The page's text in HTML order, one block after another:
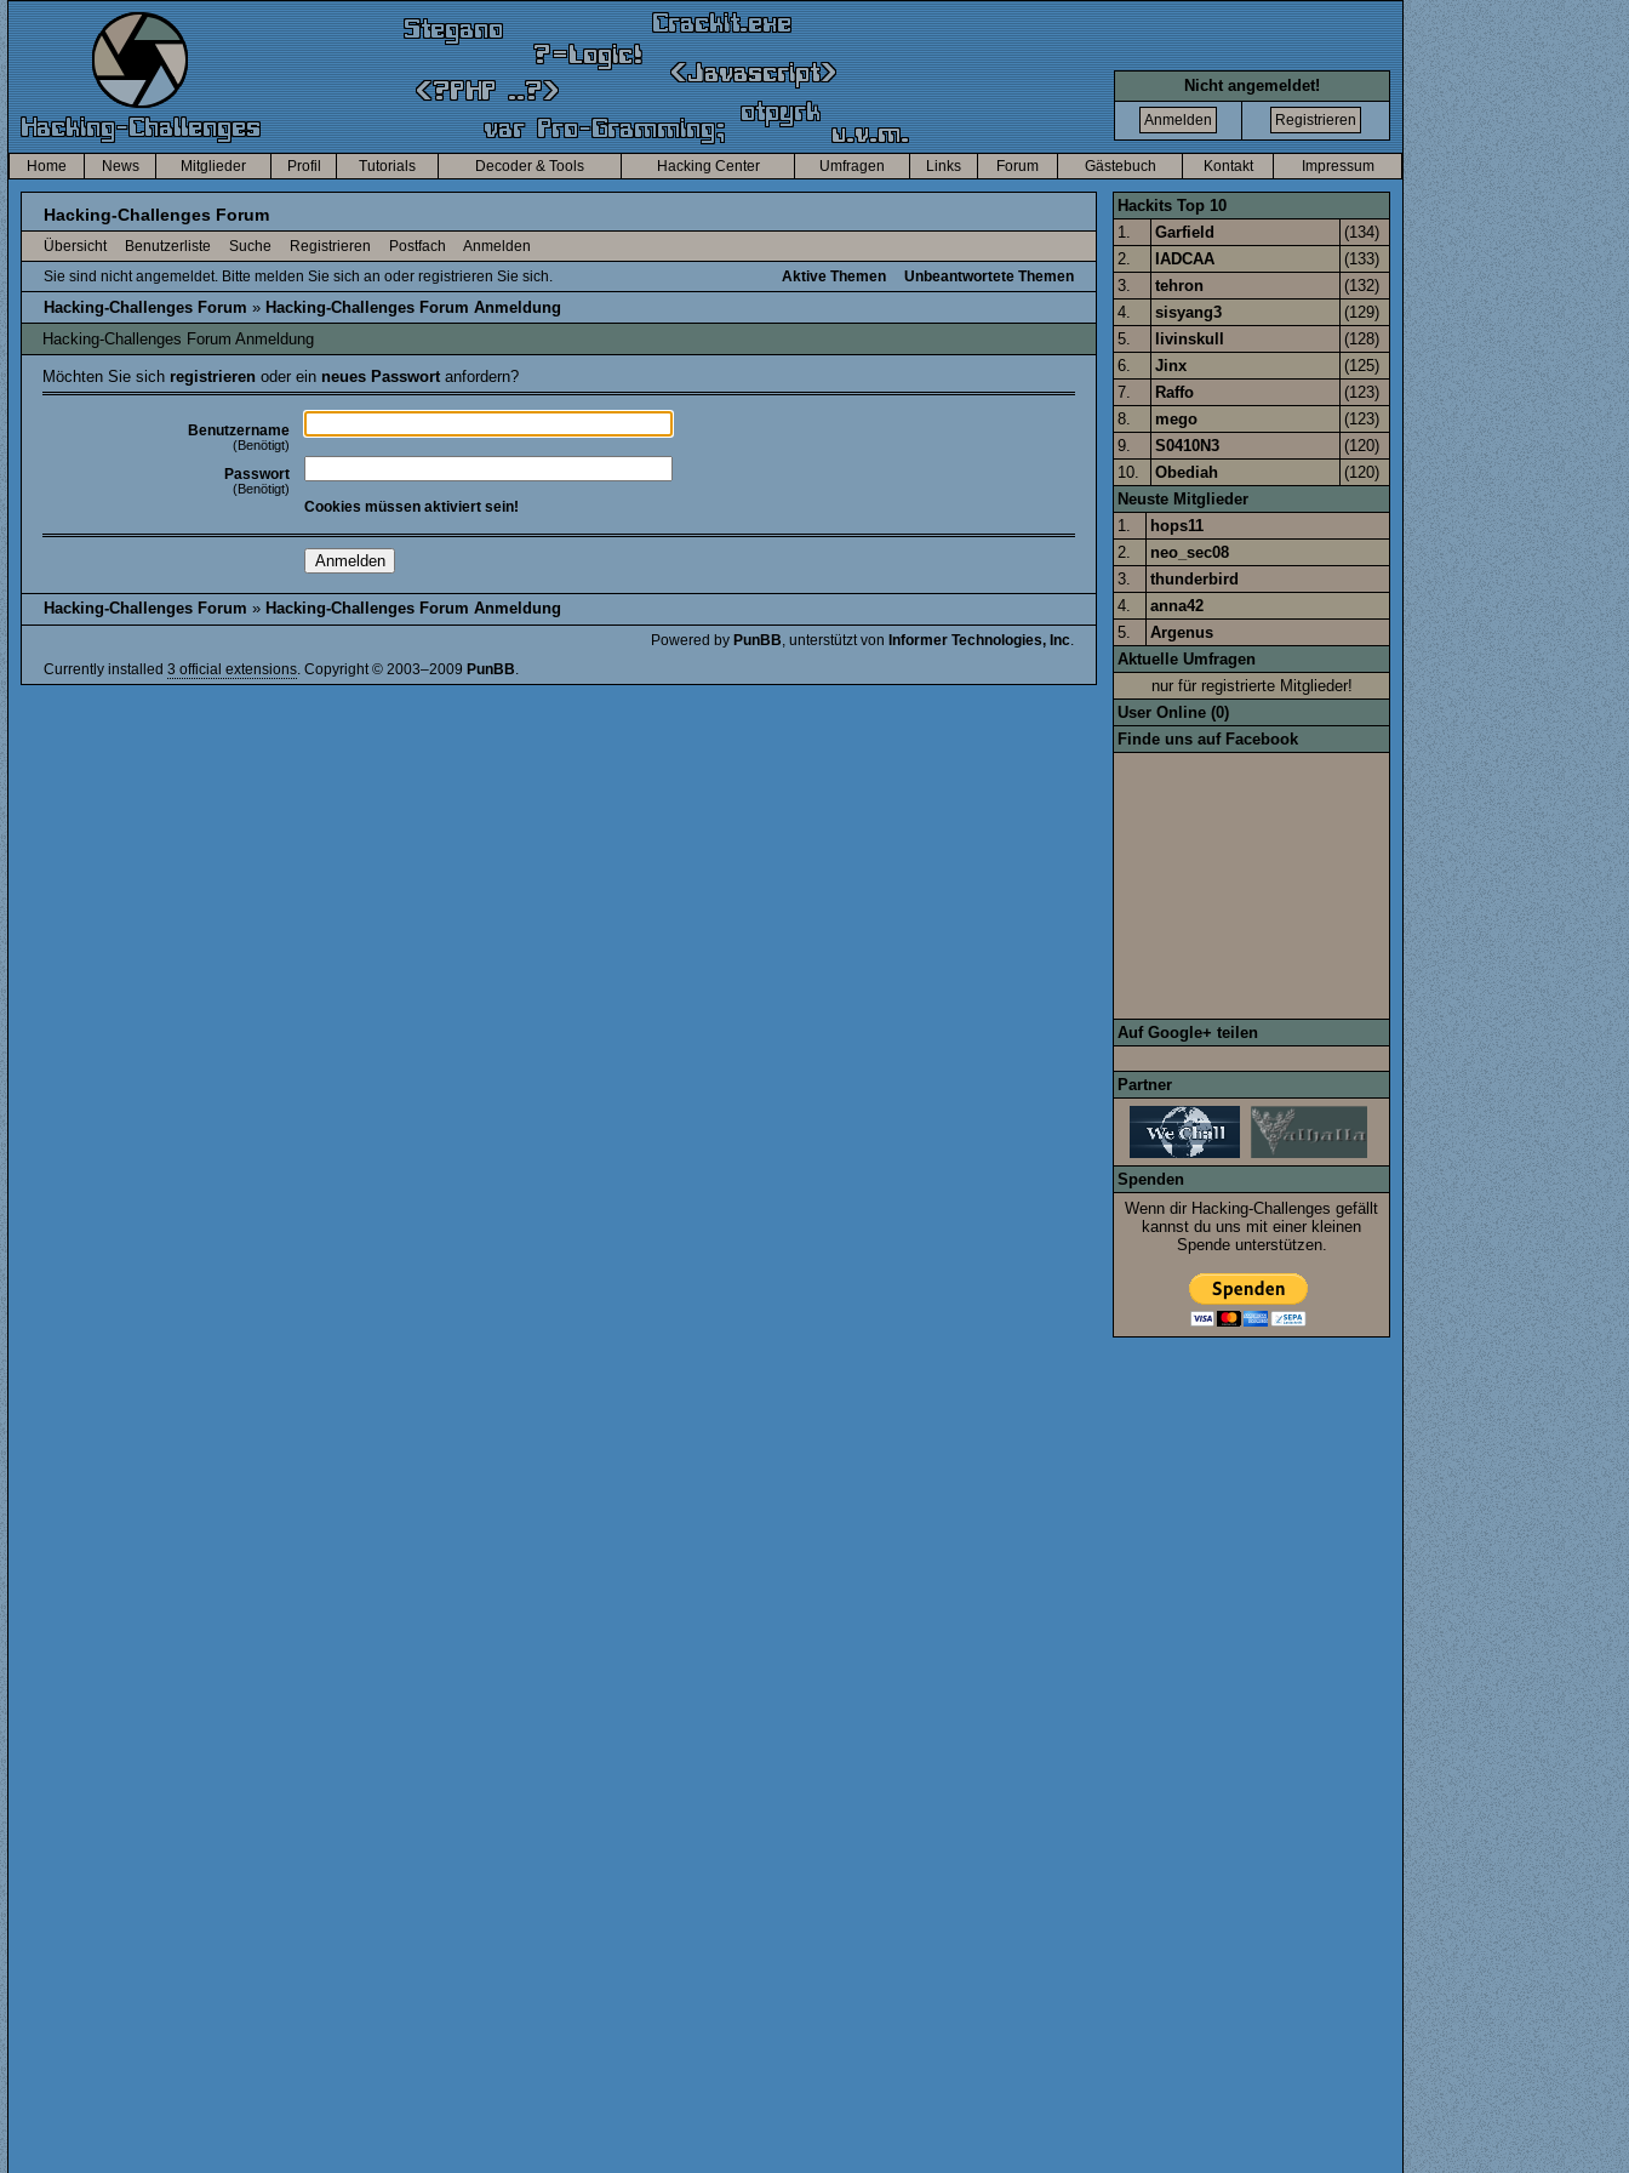
Nicht angemeldet!
Home News Mitglieder Profil Tutorials Decoder & Tools Hacking Center Umfragen Links Forum Gästebuch Kontakt Impressum
Hackits Top 10
1.
Garfield
(134)
2.
IADCAA
(133)
3.
tehron
(132)
4.
sisyang3
(129)
5.
livinskull
(128)
6.
Jinx
(125)
7.
Raffo
(123)
8.
mego
(123)
9.
S0410N3
(120)
10.
Obediah
(120)
Neuste Mitglieder
1.
hops11
2.
neo_sec08
3.
thunderbird
4.
anna42
5.
Argenus
Aktuelle Umfragen
nur für registrierte Mitglieder!
User Online (0)
Finde uns auf Facebook
Auf Google+ teilen
Partner
Spenden
Wenn dir Hacking-Challenges gefällt
kannst du uns mit einer kleinen
Spende unterstützen.